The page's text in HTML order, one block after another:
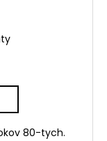
80-tych.